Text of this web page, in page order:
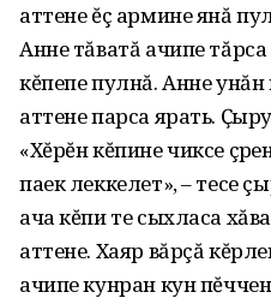
аттене ĕç армине янă
Анне тăватă ачипе
кĕпепе пулнă. Анне
аттене парса ярать.
«Хĕрĕн кĕпине чиксе
паек леккелет», – тесе
ача кĕпи те сыхласа
аттене. Хаяр вăрçă
ачипе кунран кун